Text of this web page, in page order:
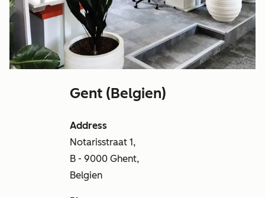
Gent (Belgien)
Address
Notarisstraat 1,
B - 9000 Ghent,
Belgien